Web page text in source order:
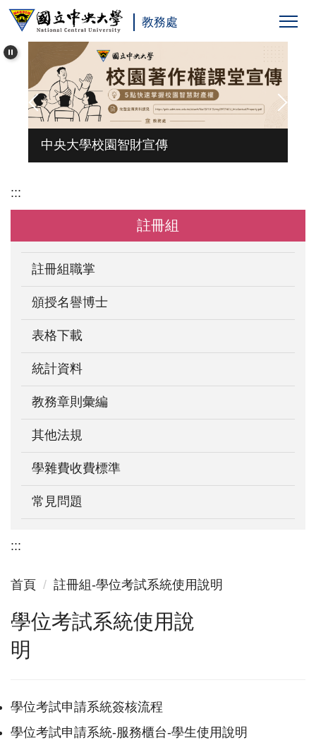
跳
主
教務處
中央大學校園智財宣傳
:::
註冊組
註冊組職掌
頒授名譽博士
表格下載
統計資料
教務章則彙編
其他法規
學雜費收費標準
常見問題
:::
首頁 註冊組-學位考試系統使用說明
學位考試系統使用說
明
學位考試申請系統簽核流程
學位考試申請系統-服務櫃台-學生使用說明